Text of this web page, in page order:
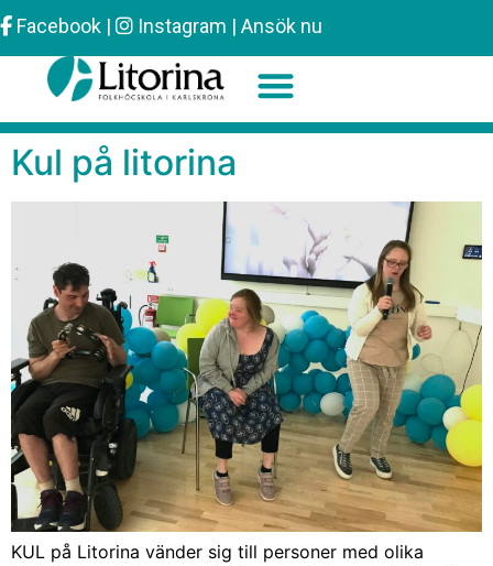
Facebook | Instagram | Ansök nu
Kul på litorina
KUL på Litorina vänder sig till personer med olika